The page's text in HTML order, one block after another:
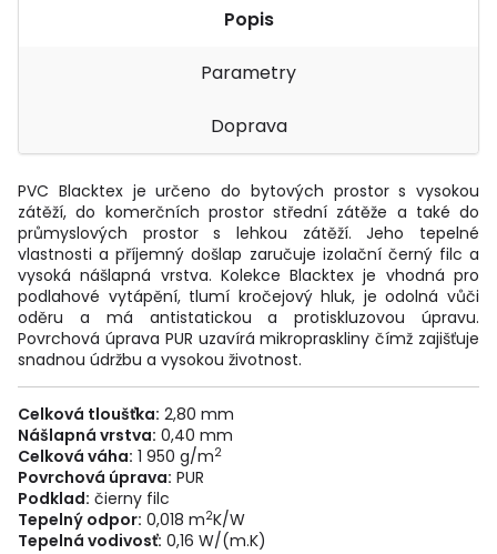
Popis
Parametry
Doprava
PVC Blacktex je určeno do bytových prostor s vysokou
zátěží, do komerčních prostor střední zátěže a také do
průmyslových prostor s lehkou zátěží. Jeho tepelné
vlastnosti a příjemný došlap zaručuje izolační černý filc a
vysoká nášlapná vrstva. Kolekce Blacktex je vhodná pro
podlahové vytápění, tlumí kročejový hluk, je odolná vůči
oděru a má antistatickou a protiskluzovou úpravu.
Povrchová úprava PUR uzavírá mikropraskliny čímž zajišťuje
snadnou údržbu a vysokou životnost.
Celková tloušťka: 2,80 mm
Nášlapná vrstva: 0,40 mm
Celková váha: 1 950 g/m2
Povrchová úprava: PUR
Podklad: čierny filc
Tepelný odpor: 0,018 m2K/W
Tepelná vodivosť: 0,16 W/(m.K)